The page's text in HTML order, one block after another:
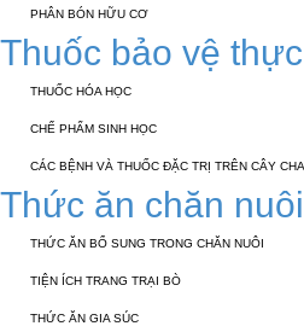
PHÂN BÓN HỮU CƠ
Thuốc bảo vệ
THUỐC HÓA HỌC
CHẾ PHẨM SINH HỌC
CÁC BỆNH VÀ THUỐC ĐẶC TRỊ TRÊN CÂY
Thức ăn chăn nuôi
THỨC ĂN BỔ SUNG TRONG CHĂN NUÔI
TIỆN ÍCH TRANG TRẠI BÒ
THỨC ĂN GIA SÚC